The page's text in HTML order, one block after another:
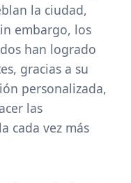
la ciudad,
embargo, los
han logrado
gracias a su
personalizada,
las
cada vez más